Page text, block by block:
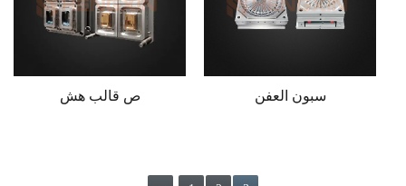
ص قالب هش سبون العفن